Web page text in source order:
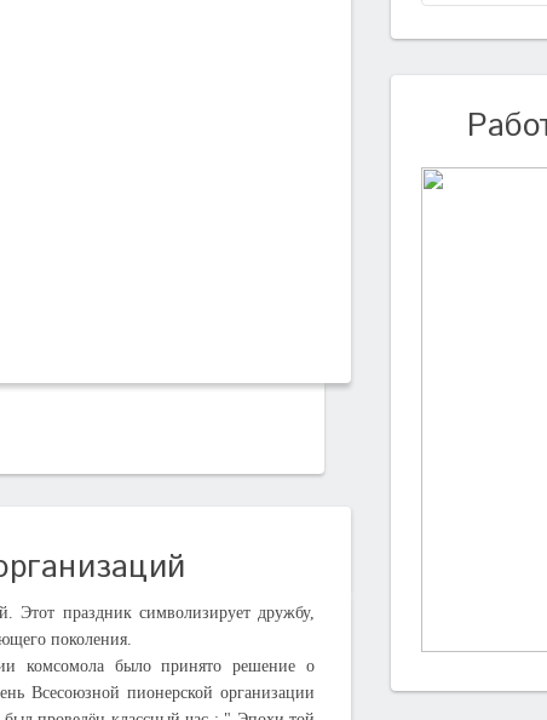
праздник символизирует дружбу,
поколения.
комсомола было принято решение о
Всесоюзной пионерской организации